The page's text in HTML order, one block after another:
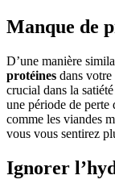
Manque de
D’une manière
protéines dans
crucial dans la
une période de perte
comme les viandes
vous vous sentirez
Ignorer